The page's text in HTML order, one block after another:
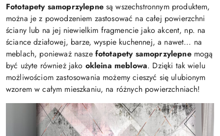
Fototapety samoprzylepnesą wszechstronnym produktem,
można je z powodzeniem zastosować na całej powierzchni
ściany lub na jej niewielkim fragmencie jako akcent, np. na
ściance działowej, barze, wyspie kuchennej, a nawet... na
meblach, ponieważ nasze fototapety samoprzylepnemogą
być użyte również jako okleina meblowa. Dzięki tak wielu
możliwościom zastosowania możemy cieszyć się ulubionym
wzorem w całym mieszkaniu, na różnych powierzchniach!